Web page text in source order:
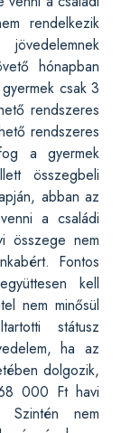
rendelkezik
hónapban
csak 3
rendszeres
rendszeres
a gyermek
összegbeli
abban az
a családi
összege nem
Fontos
kell
nem minősül
státusz
ha az
dolgozik,
000 Ft havi
Szintén nem